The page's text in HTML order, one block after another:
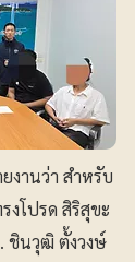
งานว่า สำหรับ
โปรด สิริสุขะ
ชินวุฒิ ตั้งวงษ์